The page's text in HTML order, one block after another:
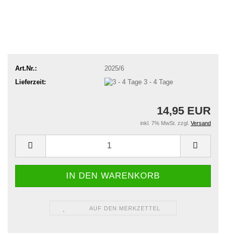
Art.Nr.:
2025/6
Lieferzeit:
3 - 4 Tage
14,95 EUR
inkl. 7% MwSt. zzgl. Versand
AUF DEN MERKZETTEL